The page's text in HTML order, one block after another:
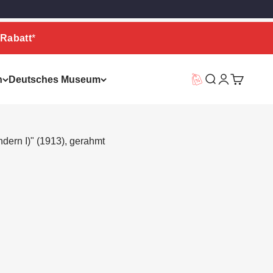
*
Deutsches Museum Vorteilswelt
Suche
I)" (1913), gerahmt